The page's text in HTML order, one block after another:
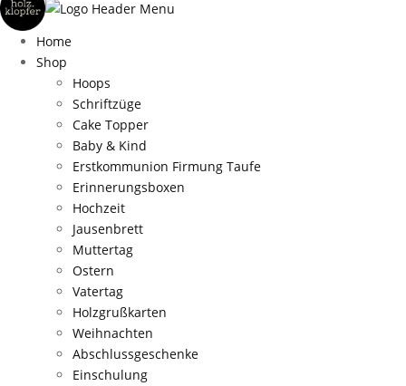
Home
Shop
Hoops
Schriftzüge
Cake Topper
Baby & Kind
Erstkommunion Firmung Taufe
Erinnerungsboxen
Hochzeit
Jausenbrett
Muttertag
Ostern
Vatertag
Holzgrußkarten
Weihnachten
Abschlussgeschenke
Einschulung